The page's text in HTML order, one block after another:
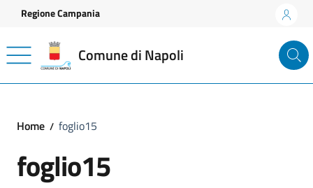
Vai ai contenuti
Vai al footer
Regione Campania
Comune di Napoli
Home foglio15
foglio15